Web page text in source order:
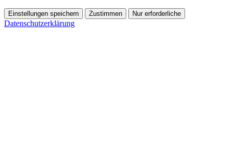
Einstellungen speichern Zustimmen Nur erforderliche
Datenschutzerklärung